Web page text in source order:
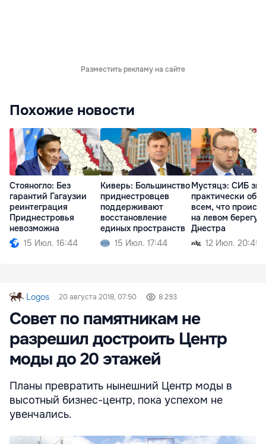
Разместить рекламу на сайте
Похожие новости
Стояногло: Без
гарантий Гагаузии
реинтеграция
Приднестровья
невозможна
15 Июл. 16:44
Киверь: Большинство
приднестровцев
поддерживают
восстановление
единых пространств
15 Июл. 17:44
Мустяцэ: СИБ
практически обо
всем, что
на левом берегу
Днестра
12 Июл. 20:45
Logos 20 августа 2018, 07:50 8 293
Совет по памятникам не
разрешил достроить Центр
моды до 20 этажей
Планы превратить нынешний Центр моды в
высотный бизнес-центр, пока успехом не
увенчались.